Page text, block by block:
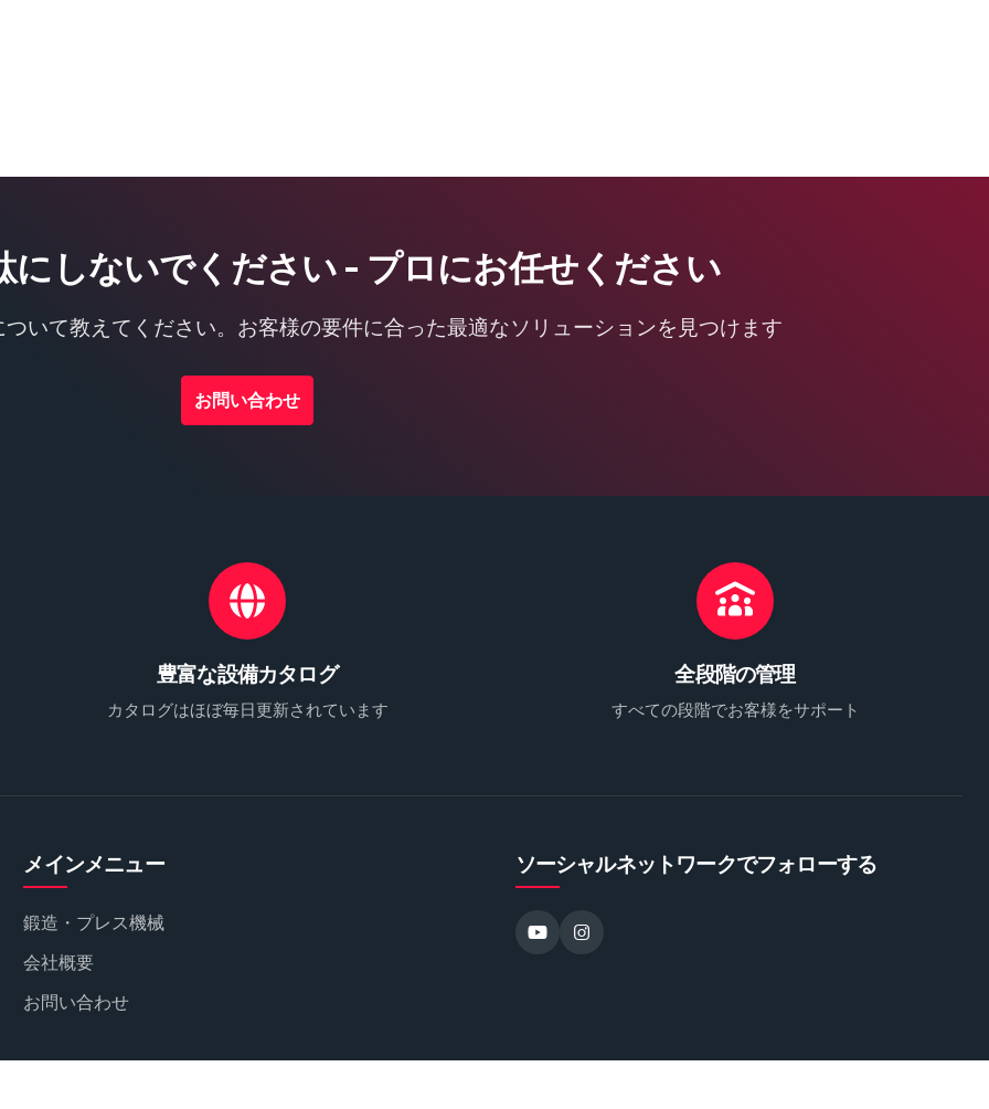
にしないでください - プロにお任せください
いて教えてください。お客様の要件に合った最適なソリューションを見つけます
お問い合わせ
豊富な設備カタログ
カタログはほぼ毎日更新されています
全段階の管理
すべての段階でお客様をサポート
メインメニュー
鍛造・プレス機械
会社概要
お問い合わせ
ソーシャルネットワークでフォローする